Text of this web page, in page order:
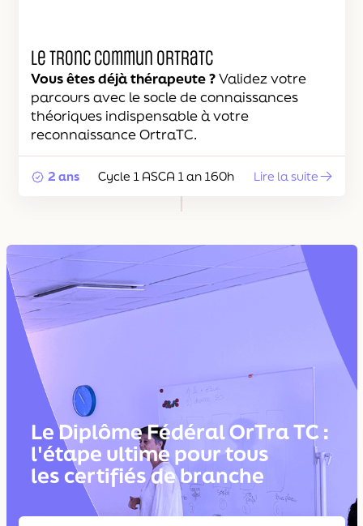
Le Tronc Commun OrtraTC
Vous êtes déjà thérapeute ?Validez votre
parcours avec le socle de connaissances
théoriques indispensable à votre
reconnaissance OrtraTC.
2 ans Cycle 1 ASCA 1 an 160h Lire la suite
Le Diplôme Fédéral OrTra TC :
l'étape ultime pour tous
les certifiés de branche